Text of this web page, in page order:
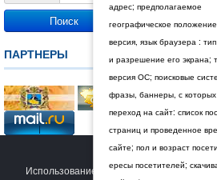
ПАРТНЕРЫ
© 2026 Дума
Использование сайта Пользователем
адрес; предполагаемое
географическое
версия, язык браузера :
и разрешение его экрана;
версия ОС; поисковые
фразы, баннеры, с
переход на сайт: список
страниц и проведенное
сайте; пол и возраст
ересы посетителей;